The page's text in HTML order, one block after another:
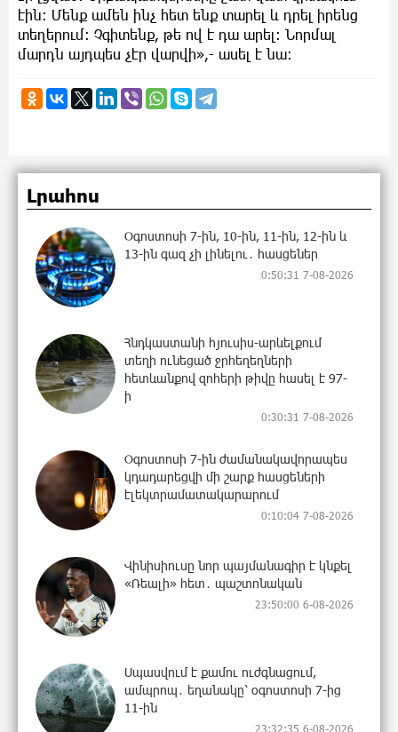
էին: Մենք ամեն ինչ հետ ենք տարել և դրել իրենց
տեղերում: Չգիտենք, թե ով է դա արել: Նորմալ
մարդն այդպես չէր վարվի»,- ասել է նա:
Լրահոս
Օգոստոսի 7-ին, 10-ին, 11-ին, 12-ին և
13-ին գազ չի լինելու․ հասցեներ
0:50:31 7-08-2026
Հնդկաստանի հյուսիս-արևելքում
տեղի ունեցած ջրհեղեղների
հետևանքով զոհերի թիվը հասել է 97-
ի
0:30:31 7-08-2026
Օգոստոսի 7-ին ժամանակավորապես
կդադարեցվի մի շարք հասցեների
էլեկտրամատակարարում
0:10:04 7-08-2026
Վինիսիուսը նոր պայմանագիր է կնքել
«Ռեալի» հետ․ պաշտոնական
23:50:00 6-08-2026
Սպասվում է քամու ուժգնացում,
ամպրոպ․ եղանակը՝ օգոստոսի 7-ից
11-ին
23:32:35 6-08-2026